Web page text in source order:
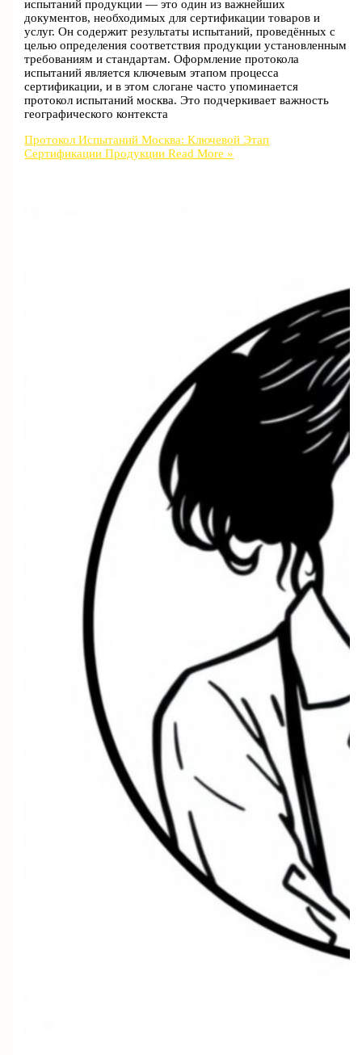
испытаний продукции — это один из важнейших
документов, необходимых для сертификации товаров и
услуг. Он содержит результаты испытаний, проведённых с
целью определения соответствия продукции установленным
требованиям и стандартам. Оформление протокола
испытаний является ключевым этапом процесса
сертификации, и в этом слогане часто упоминается
протокол испытаний москва. Это подчеркивает важность
географического контекста
Протокол Испытаний Москва: Ключевой Этап
Сертификации Продукции Read More »